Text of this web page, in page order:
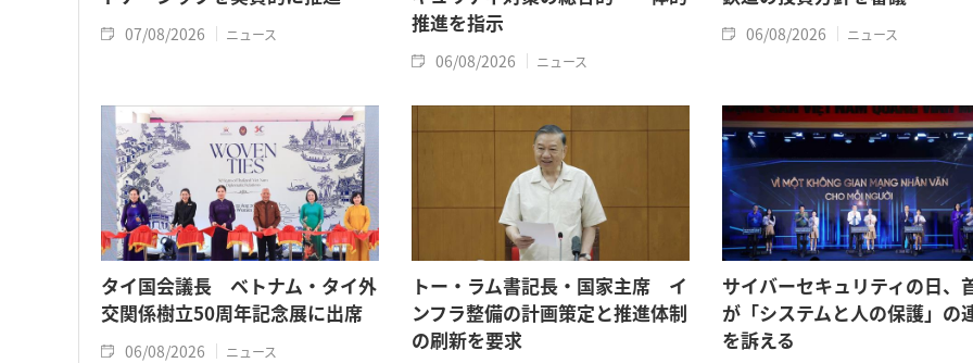
07/08/2026 ニュース
推進を指示
06/08/2026 ニュース
06/08/2026 ニュース
タイ国会議長 ベトナム・タイ外
交関係樹立50周年記念展に出席
06/08/2026 ニュース
トー・ラム書記長・国家主席 イ
ンフラ整備の計画策定と推進体制
の刷新を要求
サイバーセキュリティの日、
が「システムと人の保護」の
を訴える